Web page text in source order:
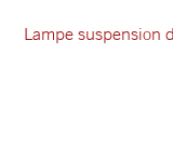
Lampe suspension